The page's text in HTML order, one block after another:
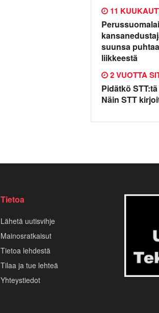
suunsa
liikkeestä
11
Pidätkö
Näin STT
2 VUOTTA
Tietoa
Lähetä uutisvihje
Mainosratkaisut
Tietoa lehdestä
Tilaa ja tue lehteä
Yhteystiedot